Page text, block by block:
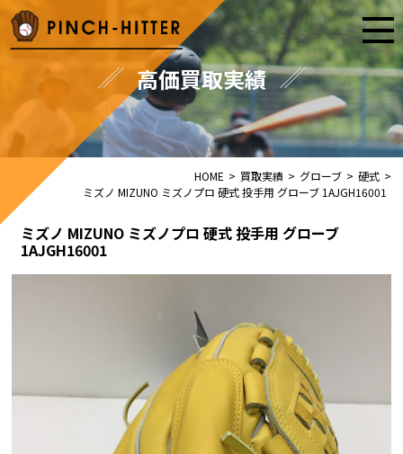
高価買取実績
HOME > 買取実績 > グローブ > 硬式 >
ミズノ MIZUNO ミズノプロ 硬式 投手用 グローブ 1AJGH16001
ミズノ MIZUNO ミズノプロ 硬式 投手用 グローブ
1AJGH16001